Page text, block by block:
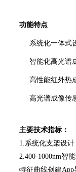
功能特点
系统化一体式
智能化高光谱
高性能红外热
高光谱成像传
主要技术指标：
1.系统化支架设
2.400-1000nm智
特征曲线创建